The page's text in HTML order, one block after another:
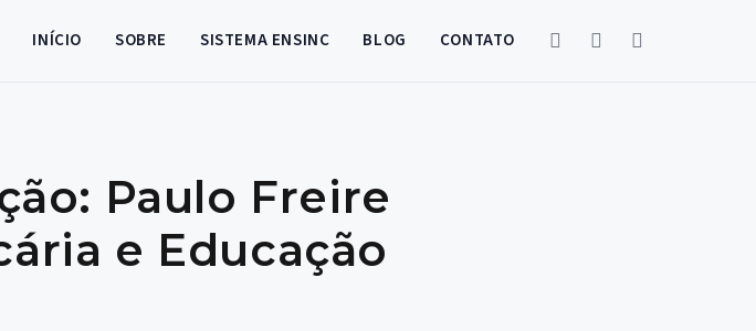
INÍCIO SOBRE SISTEMA ENSINC BLOG CONTATO
Paulo Freire
e Educação